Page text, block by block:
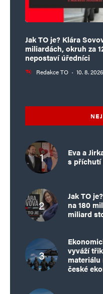
Jak TO je? Klára
miliardách, okruh za
nepostaví úředníci
Redakce TO · 10. 8. 2026
Eva a
s příchutí
Jak TO
na 180
miliard
vyváží
materiálu
české